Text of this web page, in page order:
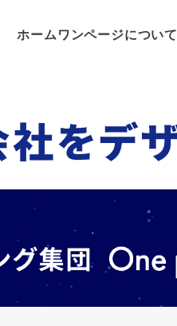
ホーム ワンページについて